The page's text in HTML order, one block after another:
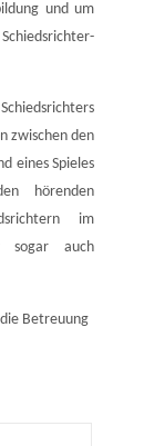
und um
zwischen den
eines Spieles
hörenden
im
sogar auch
Betreuung